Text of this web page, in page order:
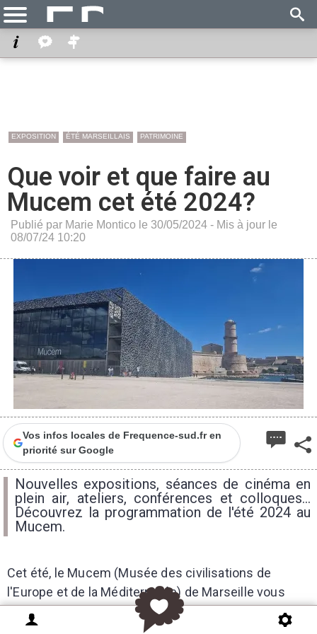
EXPOSITION ÉTÉ MARSEILLAIS PATRIMOINE
Que voir et que faire au
Mucem cet été 2024?
Publié par Marie Montico le 30/05/2024 - Mis à jour le
08/07/24 10:20
Vos infos locales de Frequence-sud.fr en
priorité sur Google
Nouvelles expositions, séances de cinéma en
plein air, ateliers, conférences et colloques...
Découvrez la programmation de l'été 2024 au
Mucem.
Cet été, le Mucem (Musée des civilisations de
l'Europe et de la Méditerranée) de Marseille vous
réserve une programmation estivale exceptionnelle
pour vous divertir tout au long de l’été.